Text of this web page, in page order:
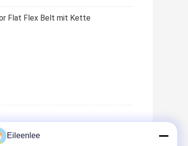
Flat Flex Belt mit Kette
Eileenlee